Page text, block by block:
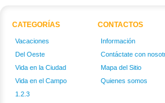
CATEGORÍAS
Vacaciones
Del Oeste
Vida en la Ciudad
Vida en el Campo
1.2.3
CONTACTOS
Información
Contáctate con
Mapa del Sitio
Quienes somos